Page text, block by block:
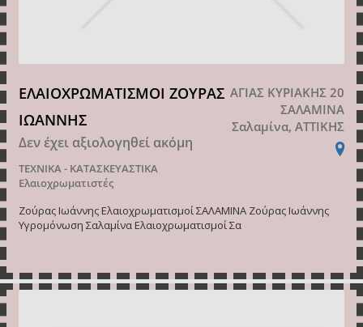
ΕΛΑΙΟΧΡΩΜΑΤΙΣΜΟΙ ΖΟΥΡΑΣ
ΙΩΑΝΝΗΣ
Δεν έχει αξιολογηθεί ακόμη
ΤΕΧΝΙΚΑ - ΚΑΤΑΣΚΕΥΑΣΤΙΚΑ
Ελαιοχρωματιστές
ΑΓΙΑΣ ΚΥΡΙΑΚΗΣ 20
ΣΑΛΑΜΙΝΑ
Σαλαμίνα, ΑΤΤΙΚΗΣ
Ζούρας Ιωάννης Ελαιοχρωματισμοί ΣΑΛΑΜΙΝΑ Ζούρας Ιωάννης
Υγρομόνωση Σαλαμίνα Ελαιοχρωματισμοί Σα